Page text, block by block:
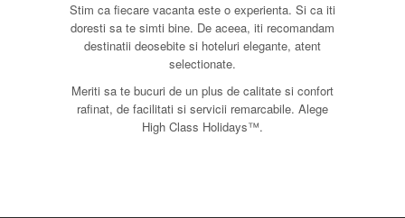
Stim ca fiecare vacanta este o experienta. Si ca iti
doresti sa te simti bine. De aceea, iti recomandam
destinatii deosebite si hoteluri elegante, atent
selectionate.
Meriti sa te bucuri de un plus de calitate si confort
rafinat, de facilitati si servicii remarcabile. Alege
High Class Holidays™.